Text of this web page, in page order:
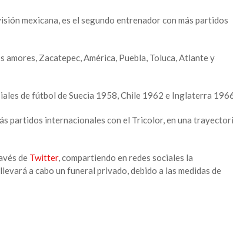
mexicana, es el segundo entrenador con más partidos
amores, Zacatepec, América, Puebla, Toluca, Atlante y
de fútbol de Suecia 1958, Chile 1962 e Inglaterra
partidos internacionales con el Tricolor, en una
de Twitter, compartiendo en redes sociales la
a cabo un funeral privado, debido a las medidas de